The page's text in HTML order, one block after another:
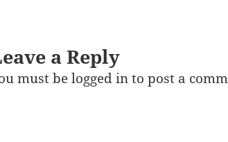
a Reply
must belogged into post a